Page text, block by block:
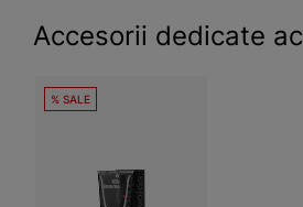
Accesorii dedicate
% SALE